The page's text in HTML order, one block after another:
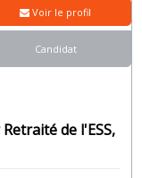
de l'ESS,
Voir le profil
Candidat